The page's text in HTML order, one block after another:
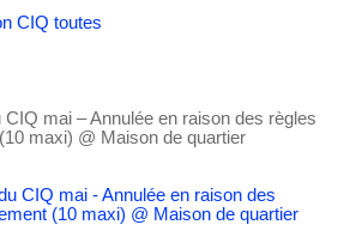
CIQ toutes
CIQ mai – Annulée en raison des règles
maxi) @ Maison de quartier